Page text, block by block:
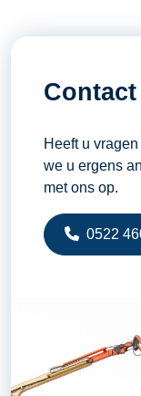
Contact
Heeft u
we u ergens
met ons op.
0522